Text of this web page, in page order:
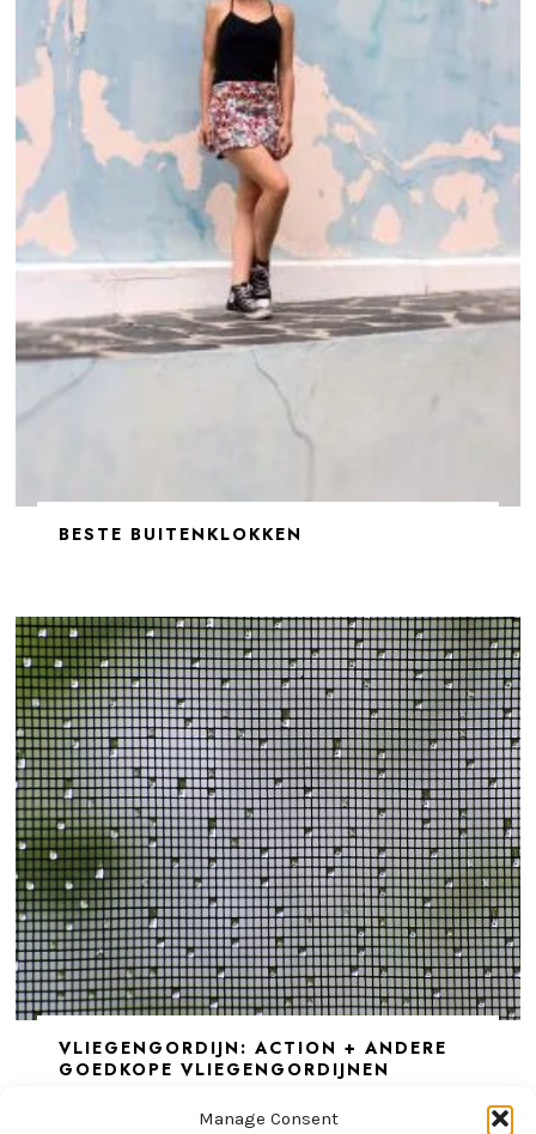
Manage Consent
BESTE BUITENKLOKKEN
VLIEGENGORDIJN: ACTION + ANDERE
GOEDKOPE VLIEGENGORDIJNEN